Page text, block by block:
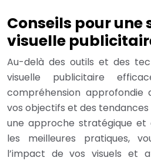
Conseils pour
visuelle
Au-delà des outils et des
visuelle publicitaire
compréhension approfondie
vos objectifs et des
une approche stratégique
les meilleures pratiques,
l’impact de vos visuels et